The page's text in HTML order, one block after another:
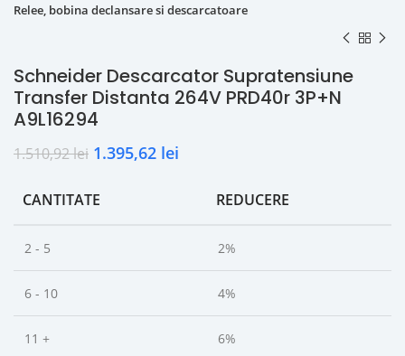
Relee, bobina declansare si descarcatoare
Schneider Descarcator Supratensiune
Transfer Distanta 264V PRD40r 3P+N
A9L16294
1.510,92lei 1.395,62 lei
CANTITATE REDUCERE
2 - 5 2%
6 - 10 4%
11 + 6%